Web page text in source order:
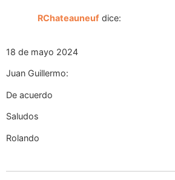
RChateauneuf dice:
18 de mayo 2024
Juan Guillermo:
De acuerdo
Saludos
Rolando